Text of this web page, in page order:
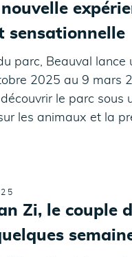
sensationnelle
parc, Beauval
2025 au 9 mars
le parc sous
les animaux et la
Zi, le couple